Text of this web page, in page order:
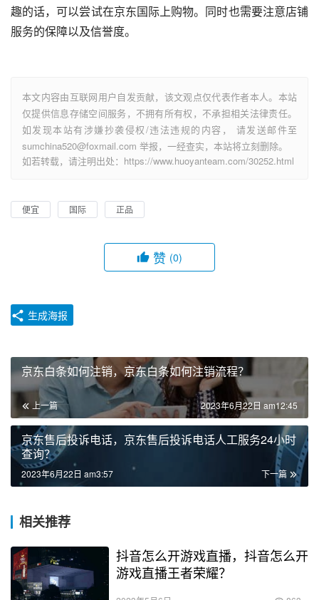
趣的话，可以尝试在京东国际上购物。同时也需要注意店铺
服务的保障以及信誉度。
本文内容由互联网用户自发贡献，该文观点仅代表作者本人。本站
仅提供信息存储空间服务，不拥有所有权，不承担相关法律责任。
如发现本站有涉嫌抄袭侵权/违法违规的内容， 请发送邮件至
sumchina520@foxmail.com 举报，一经查实，本站将立刻删除。
如若转载，请注明出处：https://www.huoyanteam.com/30252.html
便宜 国际 正品
赞 (0)
生成海报
京东白条如何注销，京东白条如何注销流程？
上一篇 2023年6月22日 am12:45
京东售后投诉电话，京东售后投诉电话人工服务24小时
查询？
下一篇
2023年6月22日 am3:57
相关推荐
抖音怎么开游戏直播，抖音怎么开
游戏直播王者荣耀？